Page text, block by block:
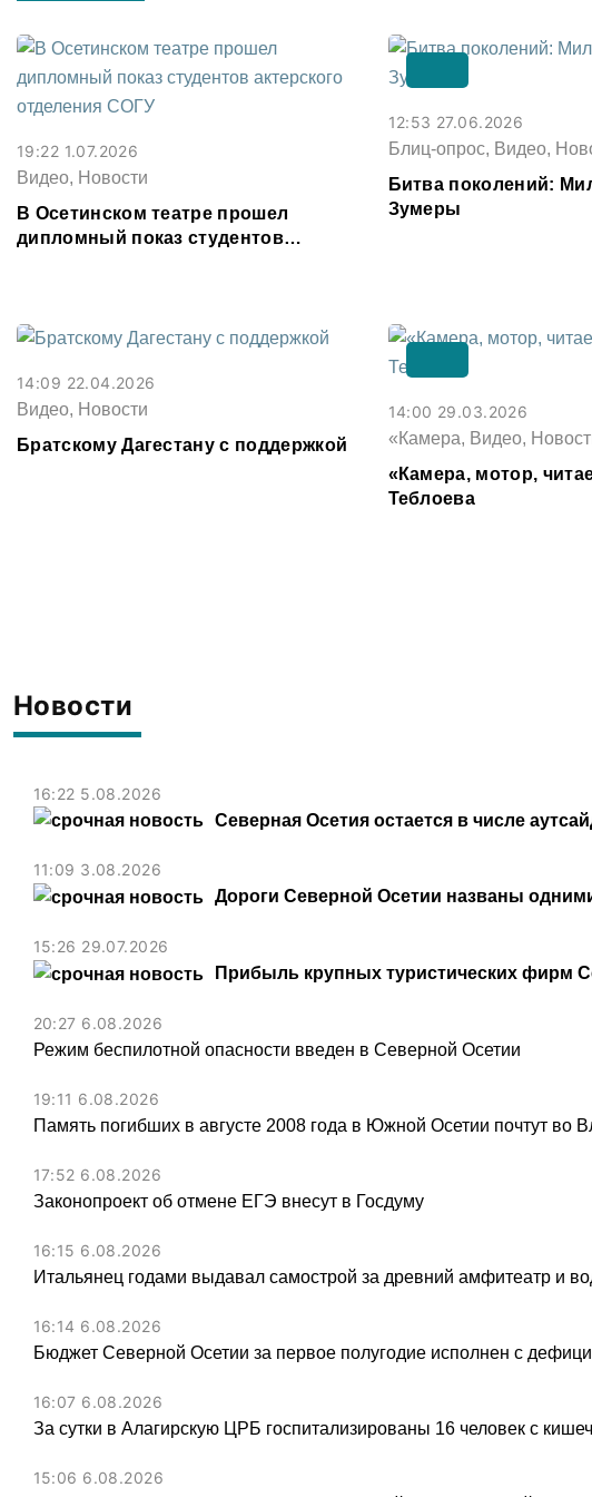
Новости
16:22 5.08.2026
Северная Осетия остается в числе
11:09 3.08.2026
Дороги Северной Осетии названы
15:26 29.07.2026
Прибыль крупных туристических фирм
20:27 6.08.2026
Режим беспилотной опасности введен в Северной Осетии
19:11 6.08.2026
Память погибших в августе 2008 года в Южной Осетии почтут во
17:52 6.08.2026
Законопроект об отмене ЕГЭ внесут в Госдуму
16:15 6.08.2026
Итальянец годами выдавал самострой за древний амфитеатр и
16:14 6.08.2026
Бюджет Северной Осетии за первое полугодие исполнен с
16:07 6.08.2026
За сутки в Алагирскую ЦРБ госпитализированы 16 человек с
15:06 6.08.2026
19:22 1.07.2026
Видео, Новости
В Осетинском театре прошел
дипломный показ студентов
12:53 27.06.2026
Блиц-опрос, Видео,
Битва поколений:
Зумеры
14:09 22.04.2026
Видео, Новости
Братскому Дагестану с поддержкой
14:00 29.03.2026
«Камера, Видео,
«Камера, мотор,
Теблоева